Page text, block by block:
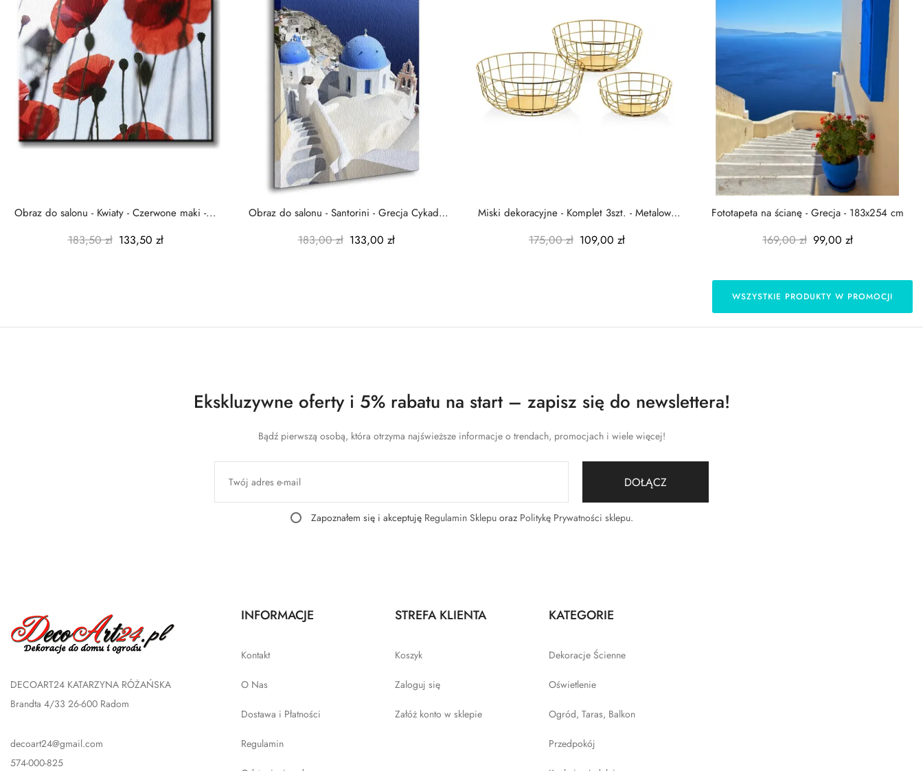
Obraz do salonu - Kwiaty - Czerwone maki -...
183,50 zł 133,50 zł
Obraz do salonu - Santorini - Grecja Cykady
183,00 zł 133,00 zł
Miski dekoracyjne - Komplet 3szt. - Metalowe
175,00 zł 109,00 zł
Fototapeta na ścianę - Grecja - 183x254 cm
169,00 zł 99,00 zł
WSZYSTKIE PRODUKTY W PROMOCJI
Ekskluzywne oferty i 5% rabatu na start – zapisz się do newslettera!
Bądź pierwszą osobą, która otrzyma najświeższe informacje o trendach, promocjach i wiele więcej!
DOŁĄCZ
Zapoznałem się i akceptuję Regulamin Sklepuoraz Politykę Prywatności sklepu.
DECOART24 KATARZYNA RÓŻAŃSKA
Brandta 4/33 26-600 Radom
decoart24@gmail.com
574-000-825
INFORMACJE
Kontakt
O Nas
Dostawa i Płatności
Regulamin
STREFA KLIENTA
Koszyk
Zaloguj się
Załóż konto w sklepie
KATEGORIE
Dekoracje Ścienne
Oświetlenie
Ogród, Taras, Balkon
Przedpokój